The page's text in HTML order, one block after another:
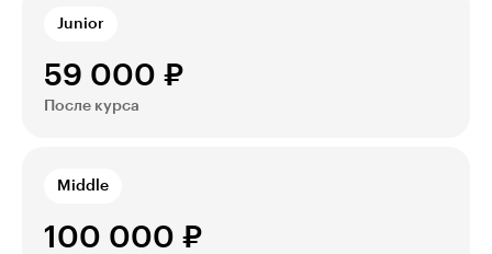
59 000 ₽
Junior
После курса
100 000 ₽
Middle